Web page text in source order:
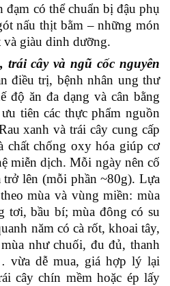
có thể chuẩn bị đậu phụ
nấu thịt bằm – những món
và giàu dinh dưỡng.
cây và ngũ cốc nguyên
điều trị, bệnh nhân ung thư
độ ăn đa dạng và cân bằng
tiên các thực phẩm nguồn
xanh và trái cây cung cấp
chất chống oxy hóa giúp cơ
miễn dịch. Mỗi ngày nên cố
trở lên (mỗi phần ~80g). Lựa
mùa và vùng miền: mùa
tơi, bầu bí; mùa đông có su
năm có cà rốt, khoai tây,
như chuối, đu đủ, thanh
vừa dễ mua, giá hợp lý lại
cây chín mềm hoặc ép lấy